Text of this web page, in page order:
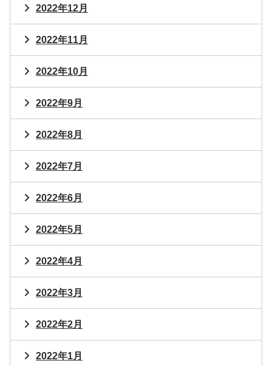
2022年12月
2022年11月
2022年10月
2022年9月
2022年8月
2022年7月
2022年6月
2022年5月
2022年4月
2022年3月
2022年2月
2022年1月